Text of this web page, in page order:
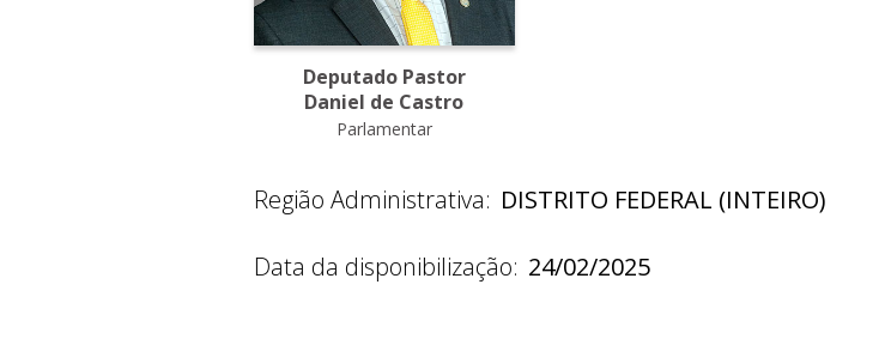
Deputado Pastor
Daniel de Castro
Parlamentar
Região Administrativa: DISTRITO FEDERAL (INTEIRO)
Data da disponibilização: 24/02/2025